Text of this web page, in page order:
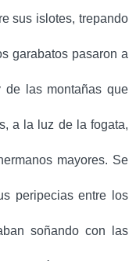
sus islotes, trepando
garabatos pasaron a
las montañas que
a la luz de la fogata,
mayores. Se
peripecias entre los
soñando con las